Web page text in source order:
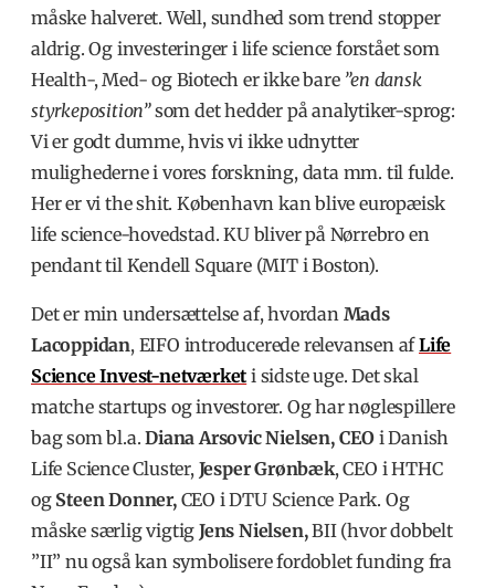
måske halveret. Well, sundhed som trend stopper
aldrig. Og investeringer i life science forstået som
Health-, Med- og Biotech er ikke bare ”en dansk
styrkeposition”som det hedder på analytiker-sprog:
Vi er godt dumme, hvis vi ikke udnytter
mulighederne i vores forskning, data mm. til fulde.
Her er vi the shit.København kan blive europæisk
life science-hovedstad. KU bliver på Nørrebro en
pendant til Kendell Square (MIT i Boston).
Det er min undersættelse af, hvordan Mads
Lacoppidan, EIFO introducerede relevansen afLife
Science Invest-netværket i sidste uge. Det skal
matche startups og investorer. Og har nøglespillere
bag som bl.a.Diana Arsovic Nielsen, CEO i Danish
Life Science Cluster,Jesper Grønbæk, CEO i HTHC
og Steen Donner,CEO i DTU Science Park. Og
måske særlig vigtigJens Nielsen,BII (hvor dobbelt
”II” nu også kan symbolisere fordoblet funding fra